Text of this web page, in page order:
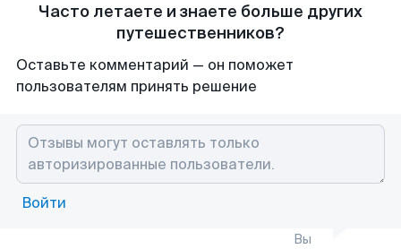
Часто летаете и знаете больше других
путешественников?
Оставьте комментарий — он поможет
пользователям принять решение
Войти
Вы